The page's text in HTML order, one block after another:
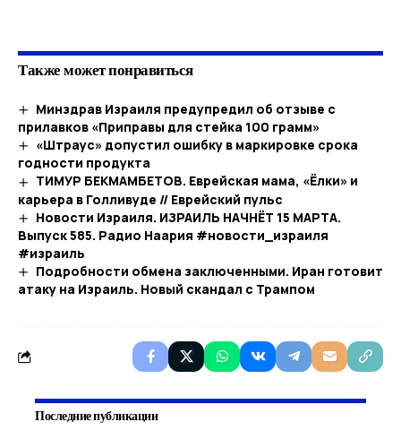
Также может понравиться
Минздрав Израиля предупредил об отзыве с
прилавков «Приправы для стейка 100 грамм»
«Штраус» допустил ошибку в маркировке срока
годности продукта
ТИМУР БЕКМАМБЕТОВ. Еврейская мама, «Ёлки» и
карьера в Голливуде // Еврейский пульс
Новости Израиля. ИЗРАИЛЬ НАЧНЁТ 15 МАРТА.
Выпуск 585. Радио Наария #новости_израиля
#израиль
Подробности обмена заключенными. Иран готовит
атаку на Израиль. Новый скандал с Трампом
Последние публикации